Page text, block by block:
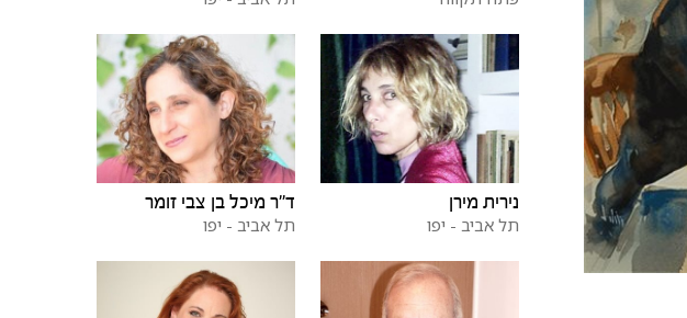
נירית מירן
תל אביב - יפו
ד"ר מיכל בן צבי זומר
תל אביב - יפו